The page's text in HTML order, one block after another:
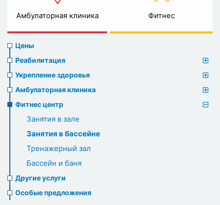
Амбулаторная клиника Фитнес
Prices
menu
Цены
Реабилитация
Укрепление здоровья
Амбулаторная клиника
Фитнес центр
Занятия в зале
Занятия в бассейне
Тренажерный зал
Бассейн и баня
Другие услуги
Особые предложения